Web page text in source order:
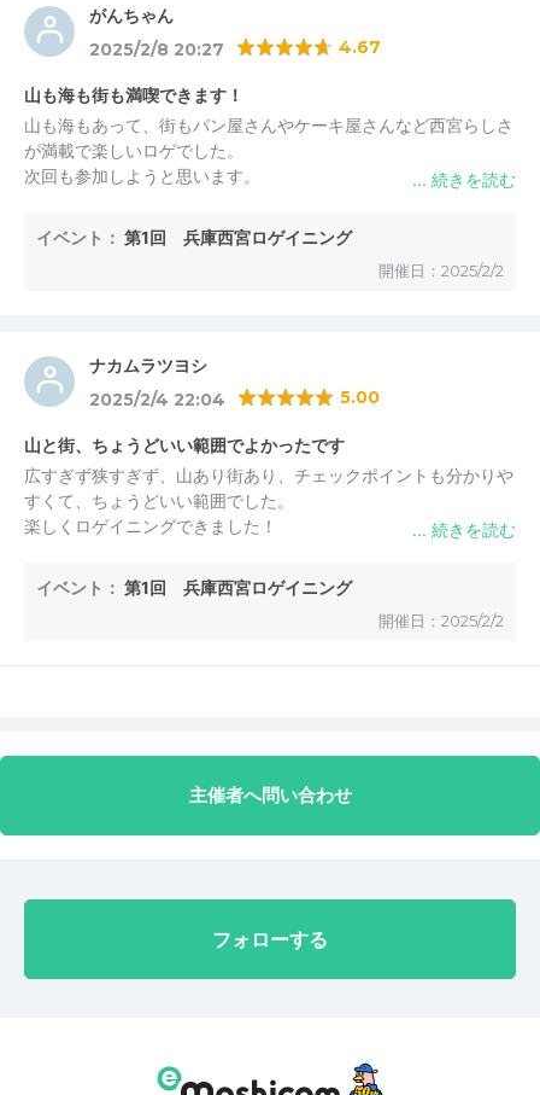
がんちゃん
2025/2/8 20:27 4.67
山も海も街も満喫できます！
山も海もあって、街もパン屋さんやケーキ屋さんなど西宮らしさ
が満載で楽しいロゲでした。
次回も参加しようと思います。
イベント： 第1回 兵庫西宮ロゲイニング
開催日：2025/2/2
ナカムラツヨシ
2025/2/4 22:04 5.00
山と街、ちょうどいい範囲でよかったです
広すぎず狭すぎず、山あり街あり、チェックポイントも分かりや
すくて、ちょうどいい範囲でした。
楽しくロゲイニングできました！
イベント： 第1回 兵庫西宮ロゲイニング
開催日：2025/2/2
主催者へ問い合わせ
フォローする